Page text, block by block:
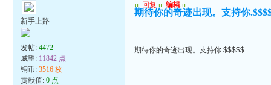
新手上路
发帖:4472
威望: 11842 点
铜币:3516 枚
贡献值:0 点
u 回复 u 编辑 u
期待你的奇迹出现。支持你
期待你的奇迹出现。支持你.$$$$$